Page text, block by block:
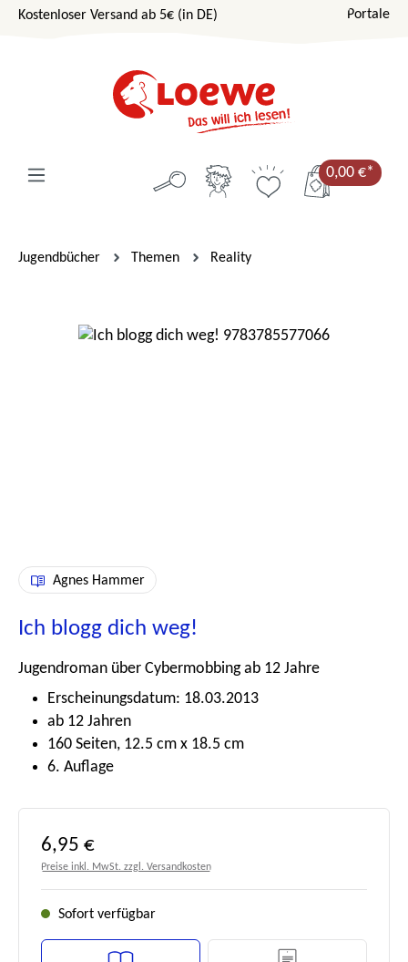
Zum Hauptinhalt springen
Kostenloser Versand ab 5€ (in DE) Portale
0,00 €*
Jugendbücher Themen Reality
Bildergalerie überspringen
Agnes Hammer
Ich blogg dich weg!
Jugendroman über Cybermobbing ab 12 Jahre
Erscheinungsdatum: 18.03.2013
ab 12 Jahren
160 Seiten, 12.5 cm x 18.5 cm
6. Auflage
Regulärer Preis:
6,95 €
Preise inkl. MwSt. zzgl. Versandkosten
Sofort verfügbar